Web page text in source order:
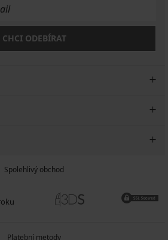
CHCI ODEBÍRAT
Spolehlivý obchod
Platební metody